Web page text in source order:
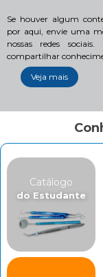
Se houver algum
por aqui, envie uma
nossas redes
compartilhar
Veja mais
Catálogo
do Estudante